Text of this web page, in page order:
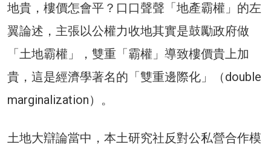
地貴，樓價怎會平？口口聲聲「地產霸權」的左
翼論述，主張以公權力收地其實是鼓勵政府做
「土地霸權」，雙重「霸權」導致樓價貴上加
貴，這是經濟學著名的「雙重邊際化」（double
marginalization）。
土地大辯論當中，本土研究社反對公私營合作模